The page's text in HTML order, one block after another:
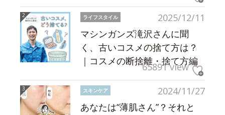
2025/12/11
ライフスタイル
マシンガンズ滝沢さんに聞
く、古いコスメの捨て方は？
｜コスメの断捨離・捨て方編
65891 view
2024/11/27
スキンケア
あなたは“薄肌さん”？それと